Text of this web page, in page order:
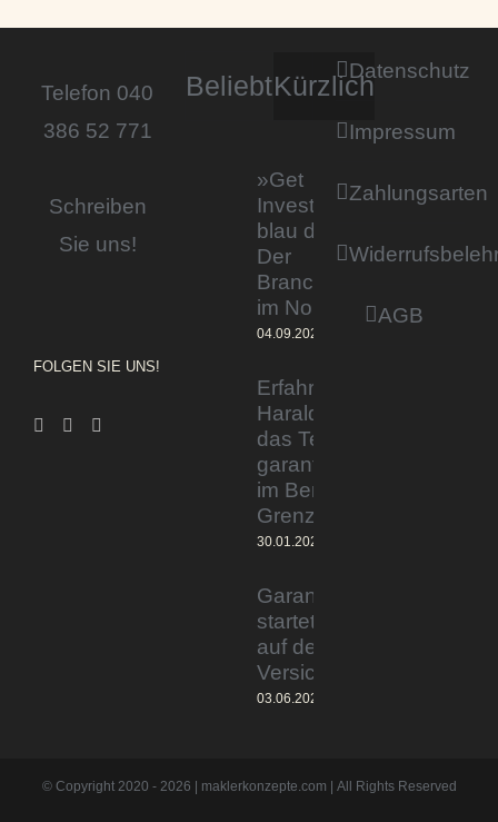
Telefon 040
386 52 771
Schreiben
Sie uns!
FOLGEN SIE UNS!
BeliebtKürzlich
»Get
Invested by
blau direkt«:
Der
Branchentag
im Norden
04.09.2023
Erfahrener Experte
Harald Wesely stärkt
das Team von
garantiertmehrnetto.de
im Bereich
Grenzgänger
30.01.2024
Garantiertmehrnetto.de®
startet Vermittlerplattform
auf deutschem
Versicherungsmarkt
03.06.2023
Datenschutz
Impressum
Zahlungsarten
AGB
© Copyright 2020 - 2026 | maklerkonzepte.com | All Rights Reserved